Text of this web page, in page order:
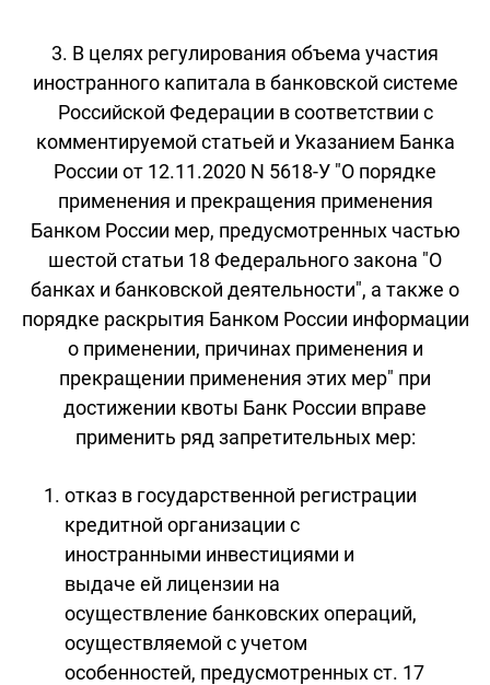
3. В целях регулирования объема участия
иностранного капитала в банковской системе
Российской Федерации в соответствии с
комментируемой статьей и Указанием Банка
России от 12.11.2020 N 5618-У "О порядке
применения и прекращения применения
Банком России мер, предусмотренных частью
шестой статьи 18 Федерального закона "О
банках и банковской деятельности", а также о
порядке раскрытия Банком России информации
о применении, причинах применения и
прекращении применения этих мер" при
достижении квоты Банк России вправе
применить ряд запретительных мер:
отказ в государственной регистрации
кредитной организации с
иностранными инвестициями и
выдаче ей лицензии на
осуществление банковских операций,
осуществляемой с учетом
особенностей, предусмотренных ст. 17